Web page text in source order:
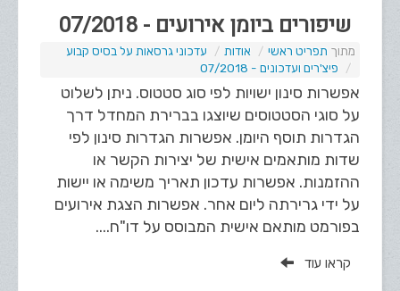
שיפורים ביומן אירועים - 07/2018
תפריט ראשי אודות
עדכוני גרסאות על בסיס קבוע
פיצ'רים ועדכונים - 07/2018
אפשרות סינון ישויות לפי סוג סטטוס. ניתן לשלוט
על סוגי הסטטוסים שיוצגו בברירת המחדל דרך
הגדרות תוסף היומן. אפשרות הגדרות סינון לפי
שדות מותאמים אישית של יצירות הקשר או
ההזמנות. אפשרות עדכון תאריך משימה או יישות
על ידי גרירתה ליום אחר. אפשרות הצגת אירועים
בפורמט מותאם אישית המבוסס על דו"ח....
קראו עוד